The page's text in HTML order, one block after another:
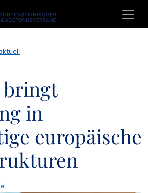
bringt
in
europäische